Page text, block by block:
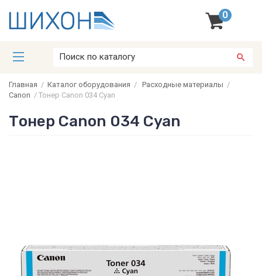
0
Главная / Каталог оборудования / Расходные материалы /
Canon / Тонер Canon 034 Cyan
Тонер Canon 034 Cyan